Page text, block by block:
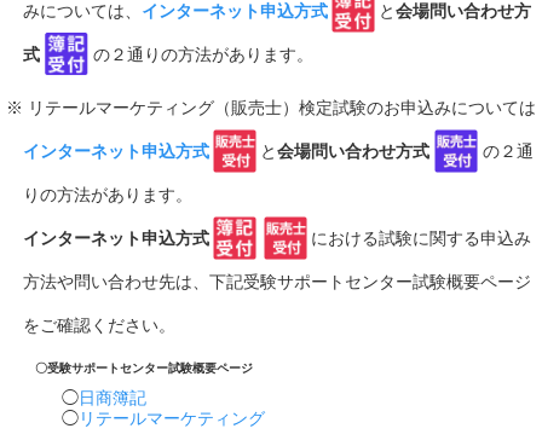
みについては、 インターネット申込方式 と会場問い合わせ方
式 の２通りの方法があります。
※ リテールマーケティング（販売士）検定試験のお申込みについては
インターネット申込方式 と会場問い合わせ方式 の２通
りの方法があります。
インターネット申込方式 における試験に関する申込み
方法や問い合わせ先は、下記受験サポートセンター試験概要ページ
をご確認ください。
〇受験サポートセンター試験概要ページ
日商簿記
リテールマーケティング